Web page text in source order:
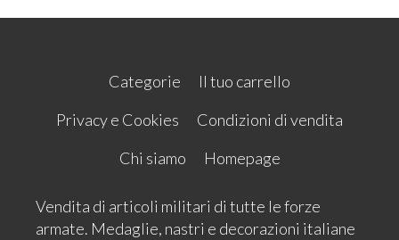
Categorie
Il tuo carrello
Privacy e Cookies
Condizioni di vendita
Chi siamo
Homepage
Vendita di articoli militari di tutte le forze
armate. Medaglie, nastri e decorazioni italiane